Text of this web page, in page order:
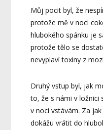
Můj pocit byl, že
protože mě v noci
hlubokého spánku je
protože tělo se
nevyplaví toxiny z
Druhý vstup byl, jak
to, že s námi v ložnici
v noci vstávám. Za
dokážu vrátit do